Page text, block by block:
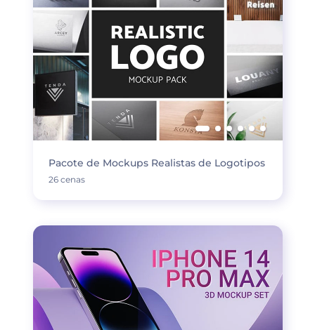
Pacote de Mockups Realistas de Logotipos
26 cenas